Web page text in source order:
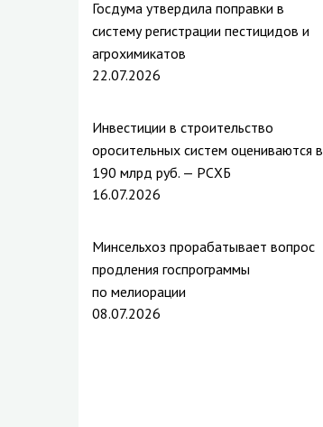
Госдума утвердила поправки в
систему регистрации пестицидов и
агрохимикатов
22.07.2026
Инвестиции в строительство
оросительных систем оцениваются в
190 млрд руб. — РСХБ
16.07.2026
Минсельхоз прорабатывает вопрос
продления госпрограммы
по мелиорации
08.07.2026